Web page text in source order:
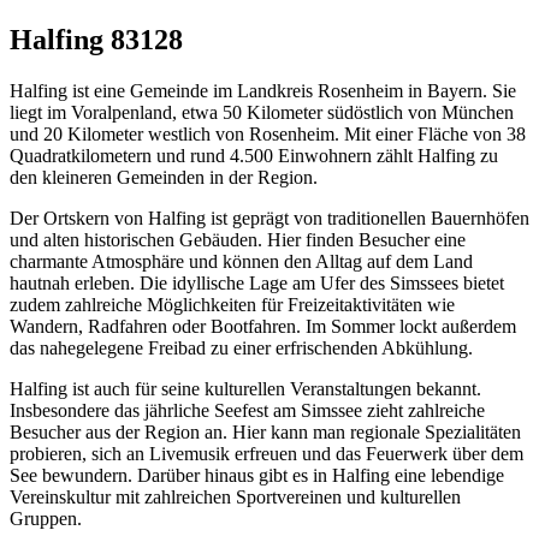
Halfing 83128
Halfing ist eine Gemeinde im Landkreis Rosenheim in Bayern. Sie
liegt im Voralpenland, etwa 50 Kilometer südöstlich von München
und 20 Kilometer westlich von Rosenheim. Mit einer Fläche von 38
Quadratkilometern und rund 4.500 Einwohnern zählt Halfing zu
den kleineren Gemeinden in der Region.
Der Ortskern von Halfing ist geprägt von traditionellen Bauernhöfen
und alten historischen Gebäuden. Hier finden Besucher eine
charmante Atmosphäre und können den Alltag auf dem Land
hautnah erleben. Die idyllische Lage am Ufer des Simssees bietet
zudem zahlreiche Möglichkeiten für Freizeitaktivitäten wie
Wandern, Radfahren oder Bootfahren. Im Sommer lockt außerdem
das nahegelegene Freibad zu einer erfrischenden Abkühlung.
Halfing ist auch für seine kulturellen Veranstaltungen bekannt.
Insbesondere das jährliche Seefest am Simssee zieht zahlreiche
Besucher aus der Region an. Hier kann man regionale Spezialitäten
probieren, sich an Livemusik erfreuen und das Feuerwerk über dem
See bewundern. Darüber hinaus gibt es in Halfing eine lebendige
Vereinskultur mit zahlreichen Sportvereinen und kulturellen
Gruppen.